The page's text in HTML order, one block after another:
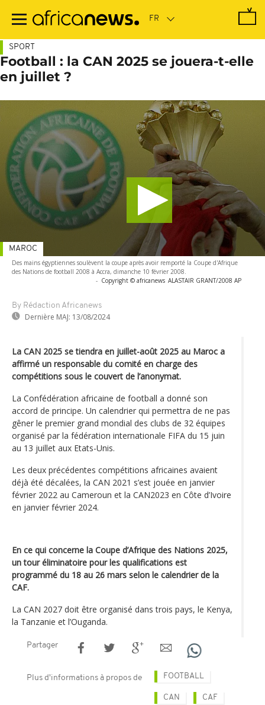
contenu
SPORT
Football : la CAN 2025 se jouera-t-elle
en juillet ?
Des mains égyptiennes soulèvent la coupe après avoir remporté la Coupe d'Afrique
des Nations de football 2008 à Accra, dimanche 10 février 2008.
- Copyright © africanews ALASTAIR GRANT/2008 AP
By Rédaction Africanews
Dernière MAJ: 13/08/2024
MAROC
La CAN 2025 se tiendra en juillet-août 2025 au Maroc a
affirmé un responsable du comité en charge des
compétitions sous le couvert de l’anonymat.
La Confédération africaine de football a donné son
accord de principe. Un calendrier qui permettra de ne pas
gêner le premier grand mondial des clubs de 32 équipes
organisé par la fédération internationale FIFA du 15 juin
au 13 juillet aux Etats-Unis.
Les deux précédentes compétitions africaines avaient
déjà été décalées, la CAN 2021 s’est jouée en janvier
février 2022 au Cameroun et la CAN2023 en Côte d’Ivoire
en janvier février 2024.
En ce qui concerne la Coupe d’Afrique des Nations 2025,
un tour éliminatoire pour les qualifications est
programmé du 18 au 26 mars selon le calendrier de la
CAF.
La CAN 2027 doit être organisé dans trois pays, le Kenya,
la Tanzanie et l’Ouganda.
Partager
Plus d'informations à propos de FOOTBALL
CAN CAF